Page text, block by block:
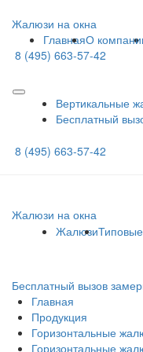
Жалюзи на окна
ГлавнаяО
8 (495) 663-57-42
Вертикальные
Бесплатный
8 (495) 663-57-42
Жалюзи на окна
Жалюзи
Бесплатный вызов
Главная
Продукция
Горизонтальные
Горизонтальные